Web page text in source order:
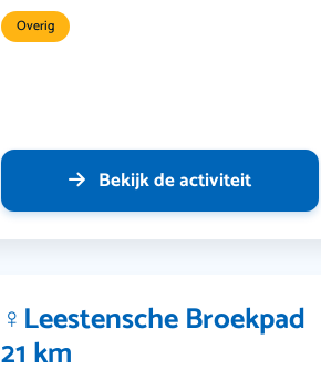
Overig
Bekijk de activiteit
‍♀️Leestensche Broekpad
21 km